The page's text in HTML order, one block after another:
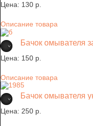
Цена: 130 p.
Описание товара
Бачок омывателя
Цена: 150 p.
Описание товара
Бачок омывателя
Цена: 250 p.